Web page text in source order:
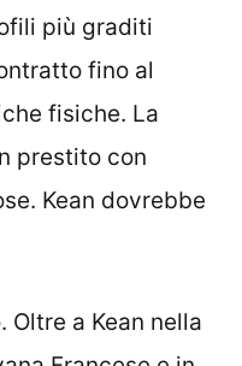
più graditi
fino al
fisiche. La
prestito con
Kean dovrebbe
Oltre a Kean nella